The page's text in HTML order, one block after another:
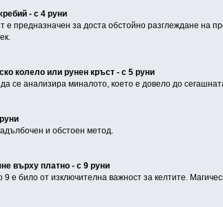
- с 4 руни
е предназначен за доста обстойно разглеждане на
колело или рунен кръст - с 5 руни
се анализира миналото, което е довело до
и обстоен метод.
върху платно - с 9 руни
9 е било от изключителна важност за келтите.